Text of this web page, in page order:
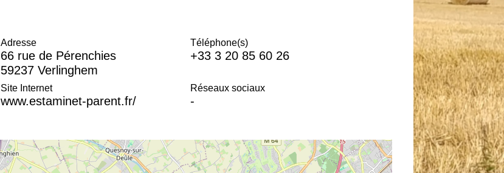
Adresse
66 rue de Pérenchies
59237 Verlinghem
Téléphone(s)
+33 3 20 85 60 26
Site Internet
www.estaminet-parent.fr/
Réseaux sociaux
-